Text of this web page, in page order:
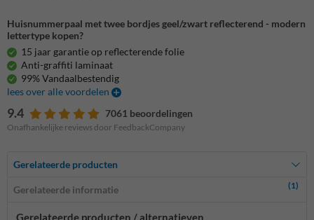
Huisnummerpaal met twee bordjes geel/zwart reflecterend - modern
lettertype kopen?
15 jaar garantie op reflecterende folie
Anti-graffiti laminaat
99% Vandaalbestendig
lees over alle voordelen
9.4 7061 beoordelingen
Onafhankelijke reviews door FeedbackCompany
Gerelateerde producten
Gerelateerde informatie (1)
Gerelateerde producten / alternatieven